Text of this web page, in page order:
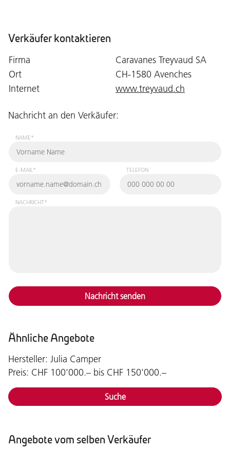
Verkäufer kontaktieren
Firma
Caravanes Treyvaud SA
Ort
CH-1580 Avenches
Internet
www.treyvaud.ch
Nachricht an den Verkäufer:
NAME*
E-MAIL* TELEFON
NACHRICHT*
Nachricht senden
Ähnliche Angebote
Hersteller: Julia Camper
Preis: CHF 100'000.– bis CHF 150'000.–
Suche
Angebote vom selben Verkäufer